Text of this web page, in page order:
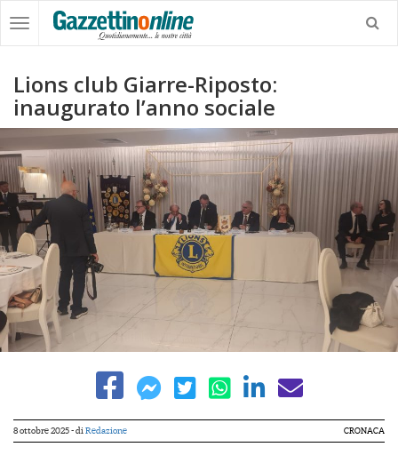
Lions club Giarre-Riposto:
inaugurato l’anno sociale
8 ottobre 2025- di Redazione CRONACA